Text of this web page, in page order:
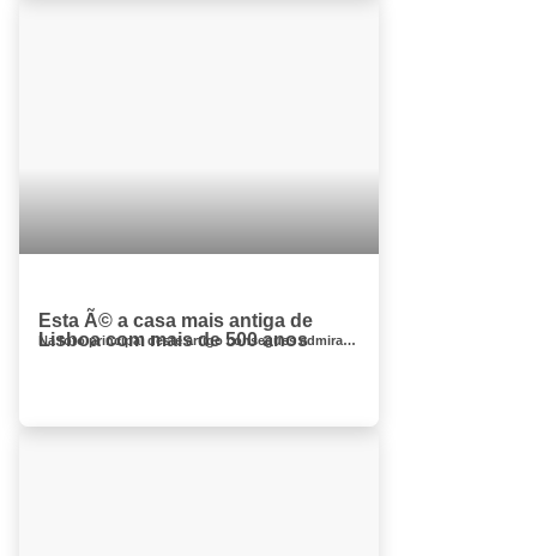
Esta Ã© a casa mais antiga de
Lisboa com mais de 500 anos
Na foto principal deste artigo consegues admirar a casa mais antiga de Lisboa, com 500 anos, que é também uma das sobrevivente...